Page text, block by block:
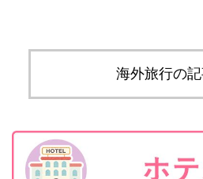
トップページに戻る
ル
運営者情報 プライバシ
海外旅行の